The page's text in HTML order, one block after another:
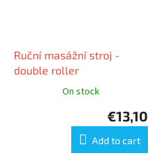
Ruční masážní stroj -
double roller
On stock
€13,10
Add to cart